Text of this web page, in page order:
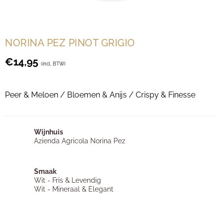
NORINA PEZ PINOT GRIGIO
€14,95 (incl. BTW)
Peer & Meloen / Bloemen & Anijs / Crispy & Finesse
Wijnhuis
Azienda Agricola Norina Pez
Smaak
Wit - Fris & Levendig
Wit - Mineraal & Elegant